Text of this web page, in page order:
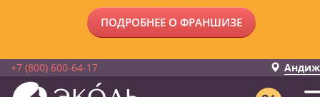
ПОДРОБНЕЕ О ФРАНШИЗЕ
+7 (800) 600-64-17